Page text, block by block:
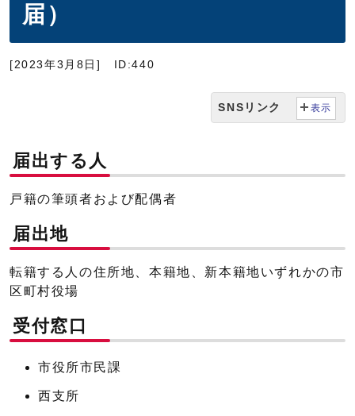
届）
[2023年3月8日] ID:440
SNSリンク 表示
届出する人
戸籍の筆頭者および配偶者
届出地
転籍する人の住所地、本籍地、新本籍地いずれかの市
区町村役場
受付窓口
市役所市民課
西支所